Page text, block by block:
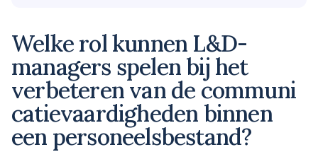
Welke rol kunnen L&D-
managers spelen bij het
verbeteren van de communi
catievaardigheden binnen
een personeelsbestand?